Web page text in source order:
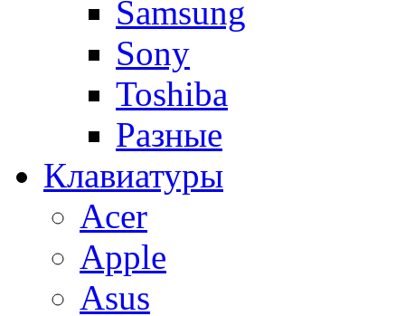
Samsung
Sony
Toshiba
Разные
Клавиатуры
Acer
Apple
Asus